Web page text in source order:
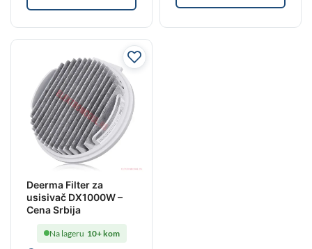
Deerma Filter za
usisivač DX1000W –
Cena Srbija
Na lageru 10+ kom